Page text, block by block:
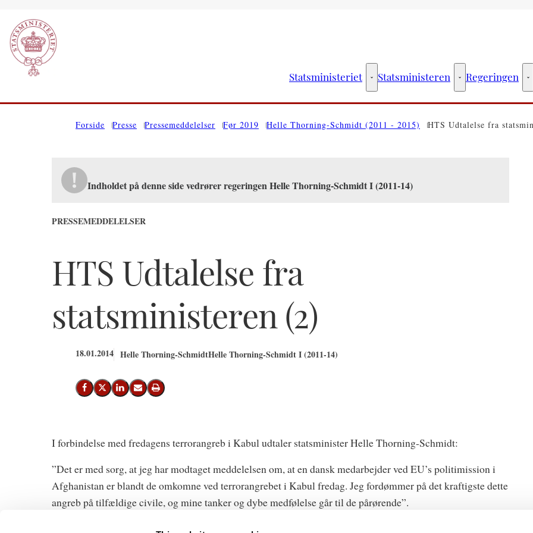
Statsministeriet Statsministeriet - Flere links
Statsministeren Statsministeren -
Regeringen
Forside Presse Pressemeddelelser Før 2019 Helle Thorning-Schmidt (2011 - 2015) HTS Udtalelse fra
Indholdet på denne side vedrører regeringen Helle Thorning-Schmidt I (2011-14)
PRESSEMEDDELELSER
HTS Udtalelse fra
statsministeren (2)
18.01.2014 Helle Thorning-SchmidtHelle Thorning-Schmidt I (2011-14)
Del på Facebook
Del på X (Twitter)
Del på LinkedIn
Send email
Print
I forbindelse med fredagens terrorangreb i Kabul udtaler statsminister Helle Thorning-Schmidt:
”Det er med sorg, at jeg har modtaget meddelelsen om, at en dansk medarbejder ved EU’s politimission i
Afghanistan er blandt de omkomne ved terrorangrebet i Kabul fredag. Jeg fordømmer på det kraftigste dette
angreb på tilfældige civile, og mine tanker og dybe medfølelse går til de pårørende”.